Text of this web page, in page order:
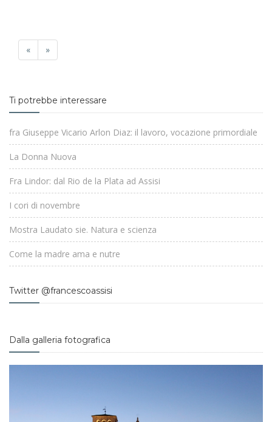
« »
Ti potrebbe interessare
fra Giuseppe Vicario Arlon Diaz: il lavoro, vocazione primordiale
La Donna Nuova
Fra Lindor: dal Rio de la Plata ad Assisi
I cori di novembre
Mostra Laudato sie. Natura e scienza
Come la madre ama e nutre
Twitter @francescoassisi
Dalla galleria fotografica